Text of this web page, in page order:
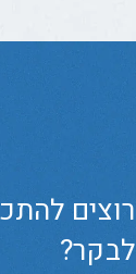
רוצים
לבקר?